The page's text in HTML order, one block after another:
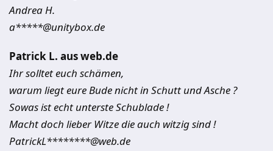
Andrea H.
a*****@unitybox.de
Patrick L. aus web.de
Ihr solltet euch schämen,
warum liegt eure Bude nicht in Schutt und Asche ?
Sowas ist echt unterste Schublade !
Macht doch lieber Witze die auch witzig sind !
PatrickL********@web.de